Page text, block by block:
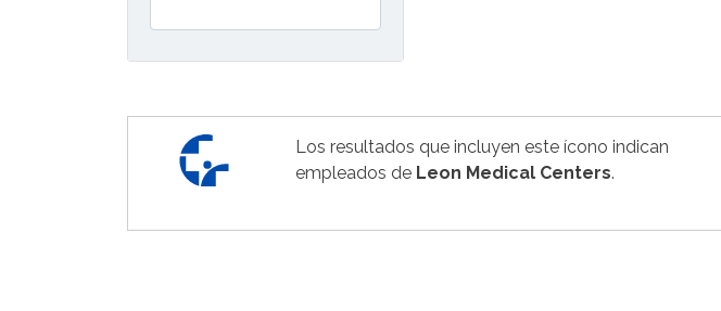
Los resultados que incluyen este ícono indican
empleados de Leon Medical Centers.